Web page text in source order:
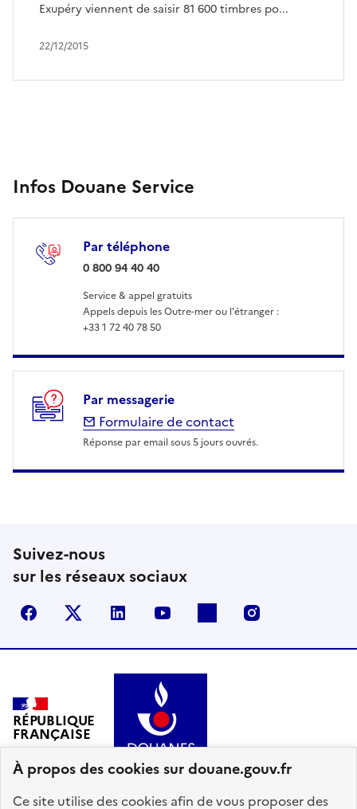
À propos des cookies sur douane.gouv.fr
Ce site utilise des cookies afin de vous proposer des
22/12/2015
Exupéry viennent de saisir 81 600 timbres po...
Infos Douane Service
Par téléphone
: 0 800 94 40 40
0 800 94 40 40
Service & appel gratuits
Appels depuis les Outre-mer ou l'étranger :
+33 1 72 40 78 50
Par messagerie
Formulaire de contact
Réponse par email sous 5 jours ouvrés.
Suivez-nous
sur les réseaux sociaux
FacebookX (anciennement Twitter)
LinkedIn Flickr
RÉPUBLIQUE
FRANÇAISE